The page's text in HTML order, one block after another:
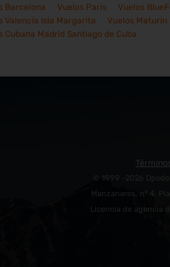
Barcelona
Vuelos París Vuelos
Valencia Isla Margarita
Vuelos Maturin
Cubana Madrid Santiago de Cuba
© 1999 -2026
Manzanares, nº 4,
Licencia de agencia